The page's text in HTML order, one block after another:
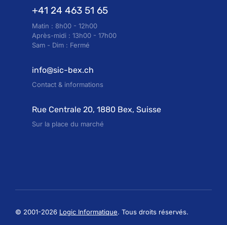
+41 24 463 51 65
Matin : 8h00 - 12h00
Après-midi : 13h00 - 17h00
Sam - Dim : Fermé
info@sic-bex.ch
Contact & informations
Rue Centrale 20, 1880 Bex, Suisse
Sur la place du marché
© 2001-2026 Logic Informatique. Tous droits réservés.